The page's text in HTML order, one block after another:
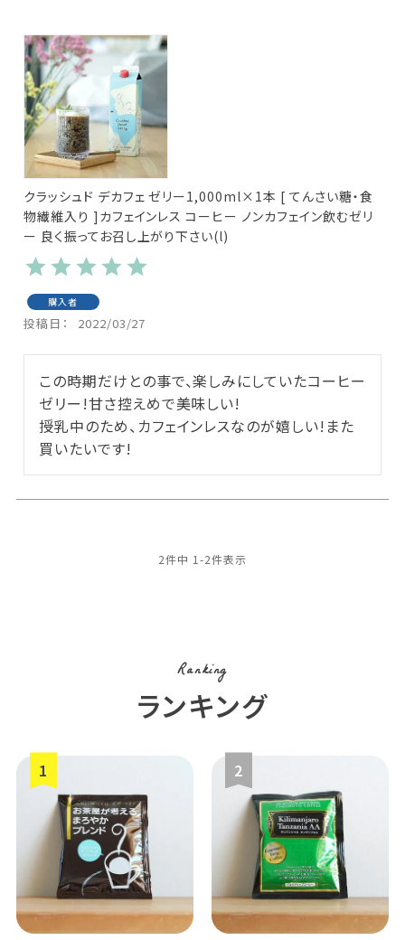
クラッシュド デカフェ ゼリー1,000ml×1本 [ てんさい糖・食
物繊維入り ]カフェインレス コーヒー ノンカフェイン飲むゼリ
ー 良く振ってお召し上がり下さい(l)
購入者
投稿日 2022/03/27
この時期だけとの事で、楽しみにしていたコーヒー
ゼリー!甘さ控えめで美味しい!
授乳中のため、カフェインレスなのが嬉しい!また
買いたいです!
2件中 1-2件表示
Ranking
ランキング